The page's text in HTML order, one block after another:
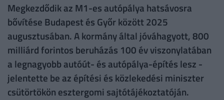
Megkezdődik az M1-es autópálya hatsávosra
bővítése Budapest és Győr között 2025
augusztusában. A kormány által jóváhagyott, 800
milliárd forintos beruházás 100 év viszonylatában
a legnagyobb autóút- és autópálya-építés lesz -
jelentette be az építési és közlekedési miniszter
csütörtökön esztergomi sajtótájékoztatóján.